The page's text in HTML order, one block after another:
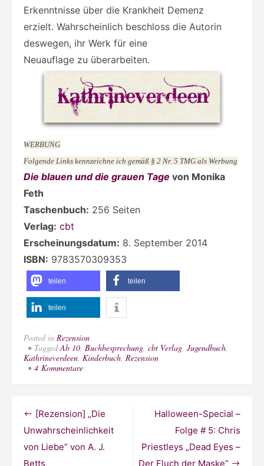
Erkenntnisse über die Krankheit Demenz
erzielt. Wahrscheinlich beschloss die Autorin
deswegen, ihr Werk für eine
Neuauflage zu überarbeiten.
WERBUNG
Folgende Links kennzeichne ich gemäß § 2 Nr. 5 TMG als Werbung
Die blauen und die grauen Tage von Monika
Feth
Taschenbuch: 256 Seiten
Verlag: cbt
Erscheinungsdatum: 8. September 2014
ISBN: 9783570309353
teilen teilen
teilen
Posted in Rezension
TaggedAb 10, Buchbesprechung, cbt Verlag, Jugendbuch,
Kathrineverdeen, Kinderbuch, Rezension
4 Kommentarezu
und
die
grauen
Tage“
von
Beitragsnavigation
Halloween-Special –
Folge # 5: Chris
Priestleys „Dead Eyes –
Der Fluch der Maske“
[Rezension] „Die
Unwahrscheinlichkeit
von Liebe“ von A. J.
Betts